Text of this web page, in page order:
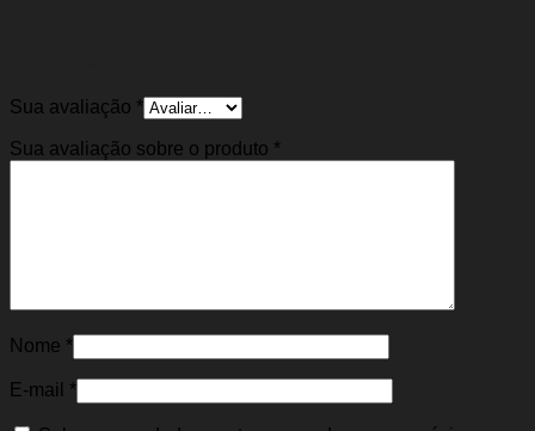
Sua avaliação *
Sua avaliação sobre o produto *
Nome *
E-mail *